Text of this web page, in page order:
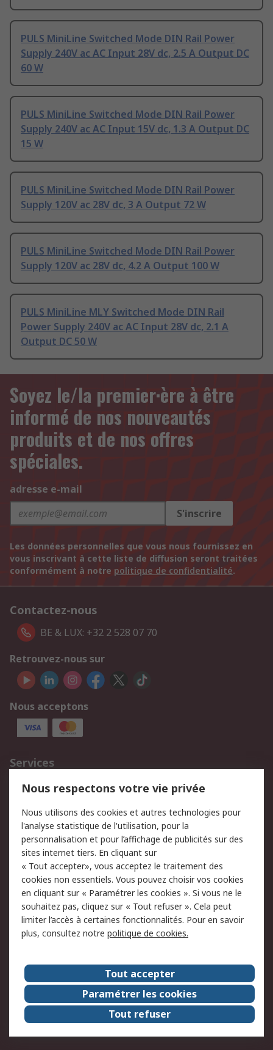
PULS MiniLine Switched Mode DIN Rail Power
Supply 240V ac AC Input 28V dc, 2.5 A Output DC
60 W
PULS MiniLine Switched Mode DIN Rail Power
Supply 240V ac AC Input 15V dc, 1.3 A Output DC
15 W
PULS MiniLine Switched Mode DIN Rail Power
Supply 120V ac 28V dc, 3 A Output 72 W
PULS MiniLine Switched Mode DIN Rail Power
Supply 120V ac 28V dc, 4.2 A Output 100 W
PULS MiniLine MLY Switched Mode DIN Rail
Power Supply 240V ac AC Input 28V dc, 2.1 A
Output DC 50 W
Soyez le/la premier·ère à être
informé de nos nouveautés
produits et de nos offres
spéciales.
adresse e-mail
S'inscrire
Les données personnelles que vous nous fournissez en
vous inscrivant à cette liste de diffusion seront traitées
conformément à notre politique de confidentialité.
Contactez-nous
BE & LUX: +32 2 528 07 70
Retrouvez-nous sur
Nous acceptons
Services
750.000 produits
2.500 marques
Retours
Support technique
Track & trace
Legal
Politique de cookies
Sécurité des e-mails
Politique de protection
des données - Mise à
jour
Conditions générales
de vente
A propos de RS
Le groupe RS Group
A propos de RS
RS dans le monde
Travaillez chez RS
ESG
Nous respectons votre vie privée
Nous utilisons des cookies et autres technologies pour
l'analyse statistique de l'utilisation, pour la
personnalisation et pour l’affichage de publicités sur des
sites internet tiers. En cliquant sur
« Tout accepter», vous acceptez le traitement des
cookies non essentiels. Vous pouvez choisir vos cookies
en cliquant sur « Paramétrer les cookies ». Si vous ne le
souhaitez pas, cliquez sur « Tout refuser ». Cela peut
limiter l’accès à certaines fonctionnalités. Pour en savoir
plus, consultez notre politique de cookies.
Tout accepter
Paramétrer les cookies
Tout refuser